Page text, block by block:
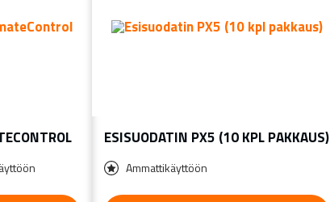
ESISUODATIN PX5 (10 KPL PAKKAUS)
Ammattikäyttöön